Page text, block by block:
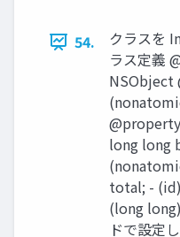
54.
クラスを
ラス定義
NSObject
long long
total; -
(long
ドで設定